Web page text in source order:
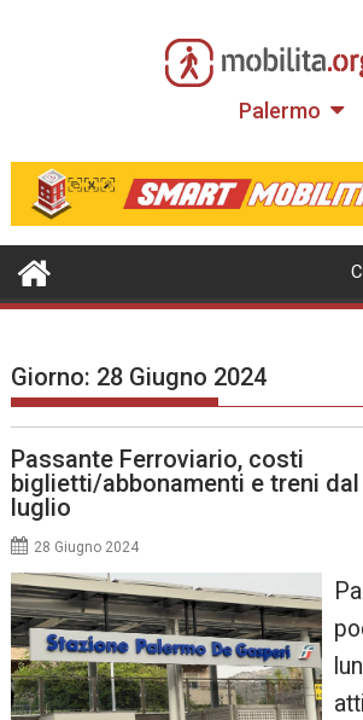
Palermo
Giorno: 28 Giugno 2024
Passante Ferroviario, costi
biglietti/abbonamenti e treni dal
luglio
28 Giugno 2024